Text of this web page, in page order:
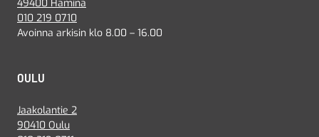
49400 Hamina
010 219 0710
Avoinna arkisin klo 8.00 – 16.00
OULU
Jaakolantie 2
90410 Oulu